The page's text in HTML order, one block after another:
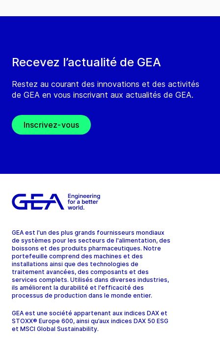
Recevez l’actualité de GEA
Restez au courant des innovations et des activités
de GEA en vous inscrivant aux actualités de GEA.
Inscrivez-vous
GEA est l'un des plus grands fournisseurs mondiaux
de systèmes pour les secteurs de l'alimentation, des
boissons et des produits pharmaceutiques. Notre
portefeuille comprend des machines et des
installations ainsi que des technologies de
traitement avancées, des composants et des
services complets. Utilisés dans diverses industries,
ils améliorent la durabilité et l'efficacité des
processus de production dans le monde entier.
GEA est une société appartenant aux indices DAX et
STOXX® Europe 600, ainsi qu’aux indices DAX 50 ESG
et MSCI Global Sustainability.